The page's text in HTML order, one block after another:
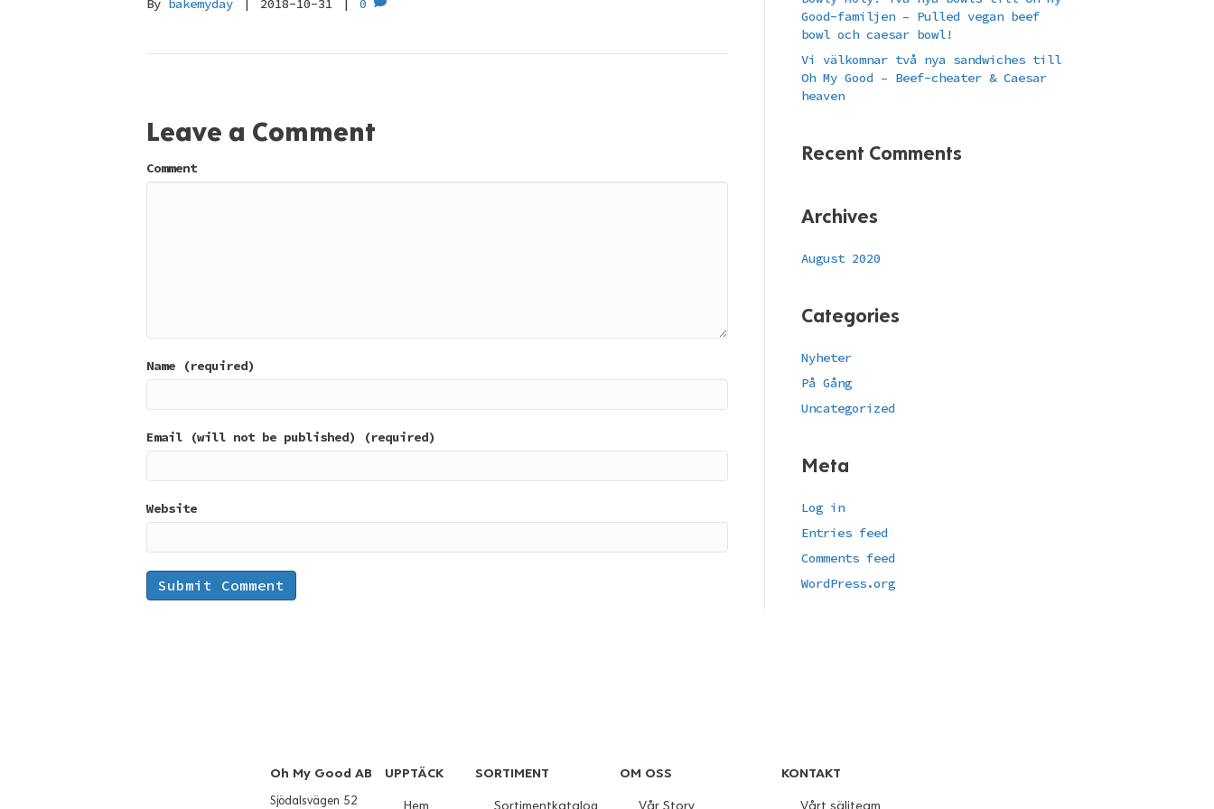
Leave a Comment
Comment
Name (required)
Email (will not be published) (required)
Website
Good-familjen – Pulled vegan beef
bowl och caesar bowl!
Vi välkomnar två nya sandwiches till
Oh My Good – Beef-cheater & Caesar
heaven
Recent Comments
Archives
August 2020
Categories
Nyheter
På Gång
Uncategorized
Meta
Log in
Entries feed
Comments feed
WordPress.org
Oh My Good AB
Sjödalsvägen 52
UPPTÄCK
Hem
SORTIMENT
Sortimentkatalog
OM OSS
Vår Story
KONTAKT
Vårt säljteam